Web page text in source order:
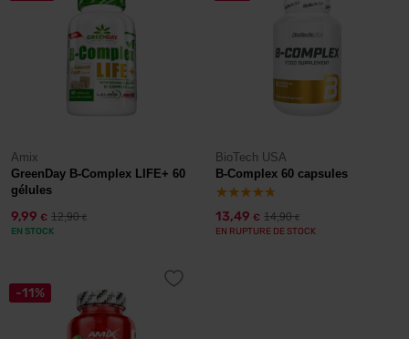
Amix
GreenDay B-Complex LIFE+ 60
gélules
9,99 € 12,90€
EN STOCK
BioTech USA
B-Complex 60 capsules
13,49 € 14,90€
EN RUPTURE DE STOCK
-11%